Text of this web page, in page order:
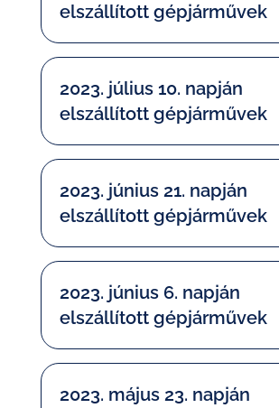
elszállított gépjárművek
2023. július 10. napján
elszállított gépjárművek
2023. június 21. napján
elszállított gépjárművek
2023. június 6. napján
elszállított gépjárművek
2023. május 23. napján